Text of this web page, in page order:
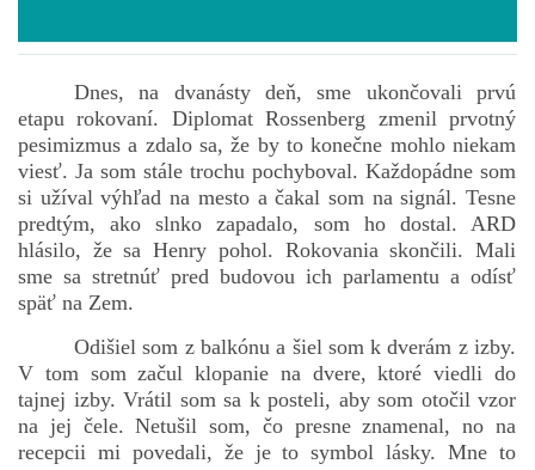
TARA
VÍLA NA BRONZOVEJ ULICI
VLČÍ MOR
Príbehy a poviedky na tejto stránke sú duševným
vlastníctvom autorov. Všetky práva vyhradené.
Dnes, na dvanásty deň, sme ukončovali prvú
etapu rokovaní. Diplomat Rossenberg zmenil prvotný
pesimizmus a zdalo sa, že by to konečne mohlo niekam
viesť. Ja som stále trochu pochyboval. Každopádne som
si užíval výhľad na mesto a čakal som na signál. Tesne
predtým, ako slnko zapadalo, som ho dostal. ARD
hlásilo, že sa Henry pohol. Rokovania skončili. Mali
sme sa stretnúť pred budovou ich parlamentu a odísť
späť na Zem.
Odišiel som z balkónu a šiel som k dverám z izby.
V tom som začul klopanie na dvere, ktoré viedli do
tajnej izby. Vrátil som sa k posteli, aby som otočil vzor
na jej čele. Netušil som, čo presne znamenal, no na
recepcii mi povedali, že je to symbol lásky. Mne to